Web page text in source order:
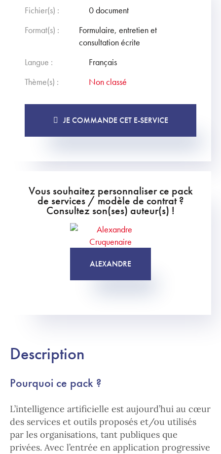
Fichier(s) :
0 document
Format(s) :
Formulaire, entretien et
consultation écrite
Langue :
Français
Thème(s) :
Non classé
JE COMMANDE CET E-SERVICE
Vous souhaitez personnaliser ce pack
de services / modèle de contrat ?
Consultez son(ses) auteur(s) !
ALEXANDRE
Description
Pourquoi ce pack ?
L’intelligence artificielle est aujourd’hui au cœur
des services et outils proposés et/ou utilisés
par les organisations, tant publiques que
privées. Avec l’entrée en application progressive